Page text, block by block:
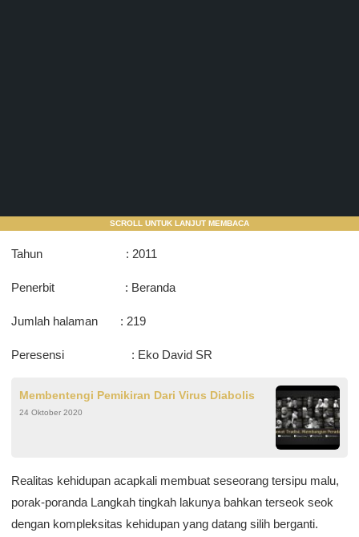
SCROLL UNTUK LANJUT MEMBACA
Tahun : 2011
Penerbit : Beranda
Jumlah halaman : 219
Peresensi : Eko David SR
Membentengi Pemikiran Dari Virus Diabolis
24 Oktober 2020
Realitas kehidupan acapkali membuat seseorang tersipu malu,
porak-poranda Langkah tingkah lakunya bahkan terseok seok
dengan kompleksitas kehidupan yang datang silih berganti.